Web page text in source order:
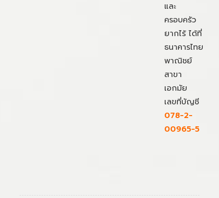
และ
ครอบครัว
ยากไร้ ได้ที่
ธนาคารไทย
พาณิชย์
สาขา
เอกมัย
เลขที่บัญชี
078-2-
00965-5